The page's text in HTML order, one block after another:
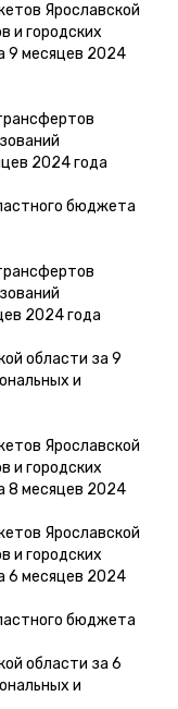
Ярославской
и городских
9 месяцев 2024
2024 года
бюджета
2024 года
области за 9
и
Ярославской
и городских
8 месяцев 2024
Ярославской
и городских
6 месяцев 2024
бюджета
области за 6
и